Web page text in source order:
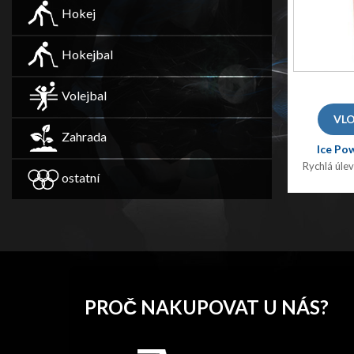
Hokej
Hokejbal
Volejbal
Zahrada
ostatní
Ice
Rychlá
PROČ NAKUPOVAT U NÁS?